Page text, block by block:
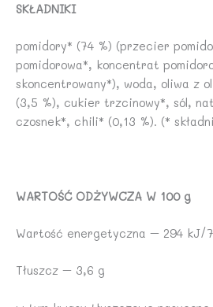
SKŁADNIKI
pomidory* (74 %) (przecier
pomidorowa*, koncentrat
skoncentrowany*), woda, oliwa z
(3,5 %), cukier trzcinowy*, sól,
czosnek*, chili* (0,13 %). (*
WARTOŚĆ ODŻYWCZA W 100 g
Wartość energetyczna – 294 kJ/
Tłuszcz – 3,6 g